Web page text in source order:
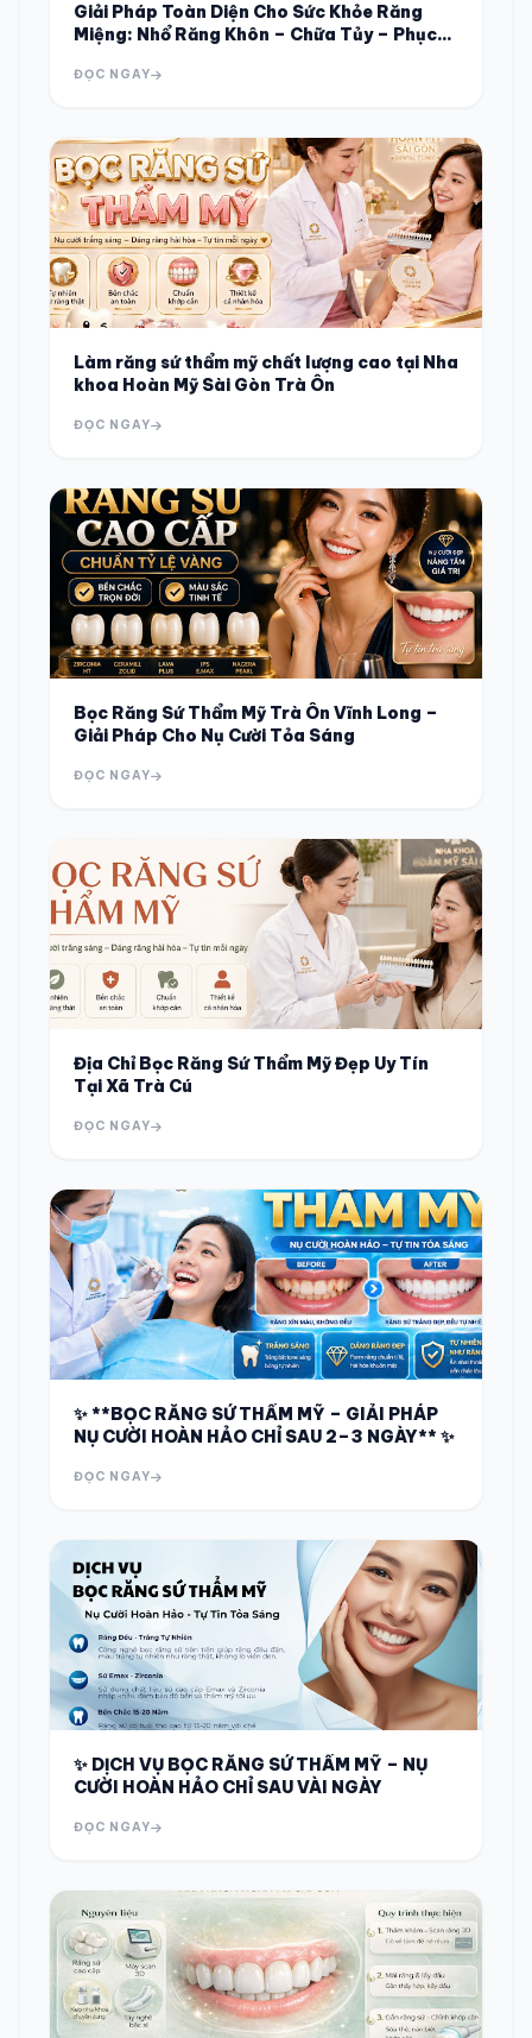
Giải Pháp Toàn Diện Cho Sức Khỏe Răng
Miệng: Nhổ Răng Khôn – Chữa Tủy – Phục
ĐỌC NGAY
Làm răng sứ thẩm mỹ chất lượng cao tại Nha
khoa Hoàn Mỹ Sài Gòn Trà Ôn
ĐỌC NGAY
Bọc Răng Sứ Thẩm Mỹ Trà Ôn Vĩnh Long –
Giải Pháp Cho Nụ Cười Tỏa Sáng
ĐỌC NGAY
Địa Chỉ Bọc Răng Sứ Thẩm Mỹ Đẹp Uy Tín
Tại Xã Trà Cú
ĐỌC NGAY
✨ **BỌC RĂNG SỨ THẨM MỸ – GIẢI PHÁP
NỤ CƯỜI HOÀN HẢO CHỈ SAU 2–3 NGÀY** ✨
ĐỌC NGAY
✨ DỊCH VỤ BỌC RĂNG SỨ THẨM MỸ – NỤ
CƯỜI HOÀN HẢO CHỈ SAU VÀI NGÀY
ĐỌC NGAY